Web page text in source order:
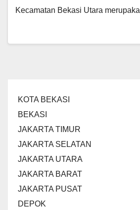
Kecamatan Bekasi Utara
KOTA BEKASI
BEKASI
JAKARTA TIMUR
JAKARTA SELATAN
JAKARTA UTARA
JAKARTA BARAT
JAKARTA PUSAT
DEPOK